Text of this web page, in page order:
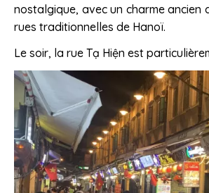
nostalgique, avec un charme ancien
rues traditionnelles de Hanoï.
Le soir, la rue Tạ Hiện est